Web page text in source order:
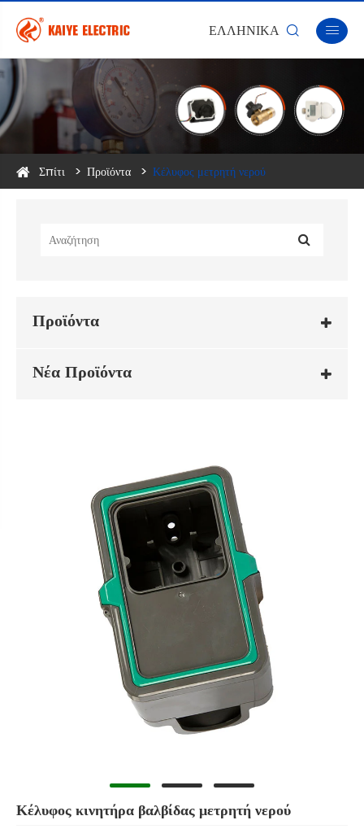
ΕΛΛΗΝΙΚΆ  
Σπίτι Προϊόντα Κέλυφος μετρητή νερού
Προϊόντα
Νέα Προϊόντα
Κέλυφος κινητήρα βαλβίδας μετρητή νερού